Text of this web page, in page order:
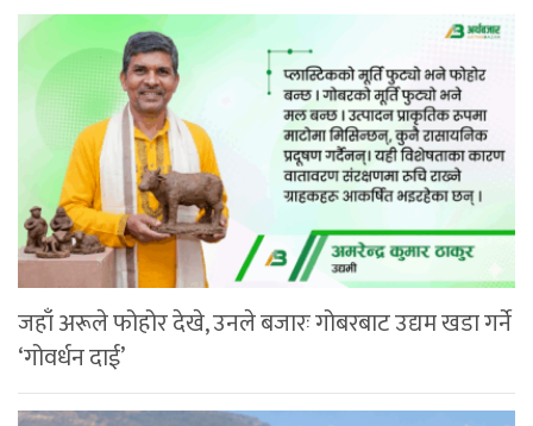
जहाँ अरूले फोहोर देखे, उनले बजारः गोबरबाट उद्यम खडा गर्ने
‘गोवर्धन दाई’